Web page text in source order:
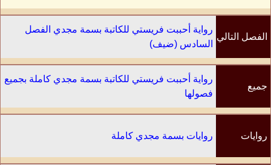
الفصل التالي
رواية أحببت فريستي للكاتبة بسمة مجدي الفصل
السادس (ضيف)
جميع
رواية أحببت فريستي للكاتبة بسمة مجدي كاملة بجميع
فصولها
روايات روايات بسمة مجدي كاملة